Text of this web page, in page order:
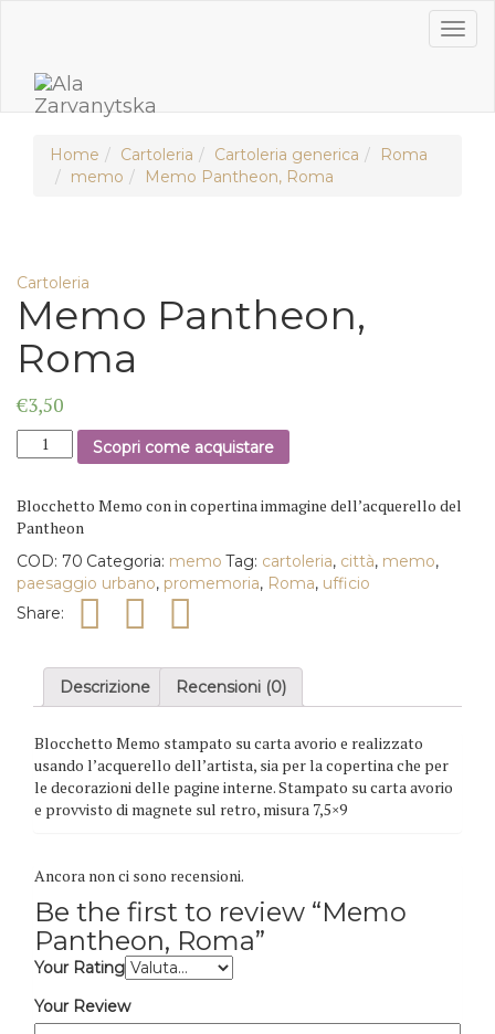
Home Cartoleria Cartoleria generica
Roma
memo
Memo Pantheon, Roma
Cartoleria
Memo Pantheon,
Roma
€3,50
Memo
Pantheon,
quantità
Scopri come acquistare
Blocchetto Memo con in copertina immagine dell’acquerello del
Pantheon
COD: 70 Categoria: memo Tag: cartoleria, città, memo,
paesaggio urbano, promemoria, Roma, ufficio
Share:
Descrizione Recensioni (0)
Blocchetto Memo stampato su carta avorio e realizzato
usando l’acquerello dell’artista, sia per la copertina che per
le decorazioni delle pagine interne. Stampato su carta avorio
e provvisto di magnete sul retro, misura 7,5×9
Ancora non ci sono recensioni.
Be the first to review “Memo
Pantheon, Roma”
Your Rating
Your Review